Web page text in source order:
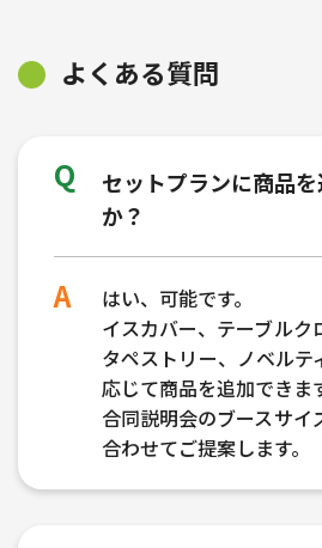
よくある質問
セットプランに商品
か？
はい、可能です。
イスカバー、テーブルク
タペストリー、ノベルテ
応じて商品を追加できま
合同説明会のブースサイ
合わせてご提案します。